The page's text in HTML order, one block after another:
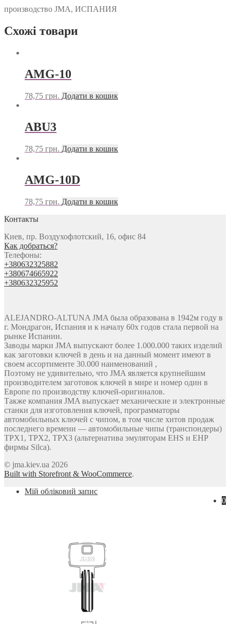
производство JMA, ИСПАНИЯ
Схожі товари
AMG-10
78,75 грн. Додати в кошик
ABU3
78,75 грн. Додати в кошик
AMG-10D
78,75 грн. Додати в кошик
Контакты
Киев, пр. Воздухофлотский, 16, офис 84
Как добраться?
Телефоны:
+380632325882
+380674665922
+380632325952
ALEJANDRO-ALTUNA JMA была образована в 1942м году в
г. Мондрагон, Испания и к началу 60х годов стала первой на
рынке Испании.
Заводы марки JMA выпускают более 1.000.000 таких изделий
как заготовки ключей в день и на данный момент имеют в
своем ассортименте 30.000 наименований ,
Поэтому не удивительно, что JMA является крупнейшим
производителем заготовок ключей в мире и номер один в
Европе по производству ключей-оригиналов.
Также компания JMA выпускает механические и электронные
станки для изготовления ключей, программаторы
автомобильных ключей с чипом, в том числе хитов продаж
последнего времени — автомобильные чипы (транспондеры)
TPX1, TPX2, TPX3 (альтернатива эмуляторам EHS и EHP
фирмы Silca).
© jma.kiev.ua 2026
Built with Storefront & WooCommerce.
Мій обліковий запис
0